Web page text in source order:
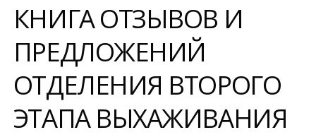
КНИГА ОТЗЫВОВ И
ПРЕДЛОЖЕНИЙ
ОТДЕЛЕНИЯ ВТОРОГО
ЭТАПА ВЫХАЖИВАНИЯ